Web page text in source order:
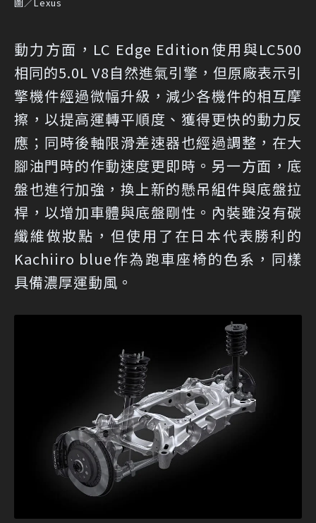
圖／Lexus
動力方面，LC Edge Edition使用與LC500
相同的5.0L V8自然進氣引擎，但原廠表示引
擎機件經過微幅升級，減少各機件的相互摩
擦，以提高運轉平順度、獲得更快的動力反
應；同時後軸限滑差速器也經過調整，在大
腳油門時的作動速度更即時。另一方面，底
盤也進行加強，換上新的懸吊組件與底盤拉
桿，以增加車體與底盤剛性。內裝雖沒有碳
纖維做妝點，但使用了在日本代表勝利的
Kachiiro blue作為跑車座椅的色系，同樣
具備濃厚運動風。